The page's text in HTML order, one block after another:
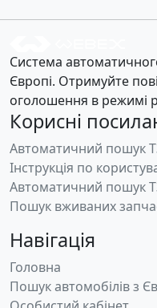
Система
Європі. Отримуйте
оголошення в режимі
Корисні
Автоматичний пошук
Інструкція по
Автоматичний пошук
Пошук вживаних
Навігація
Головна
Пошук автомобілів з